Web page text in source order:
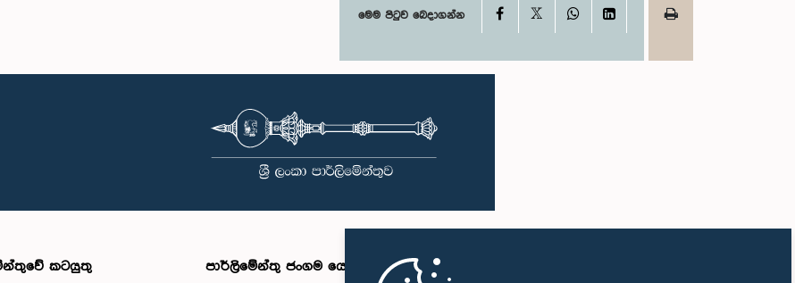
මෙම පිටුව බෙදාගන්න Facebook WhatsAppLinkedIn
කටයුතු පාර්ලිමේන්තු ජංගම යෙදුම